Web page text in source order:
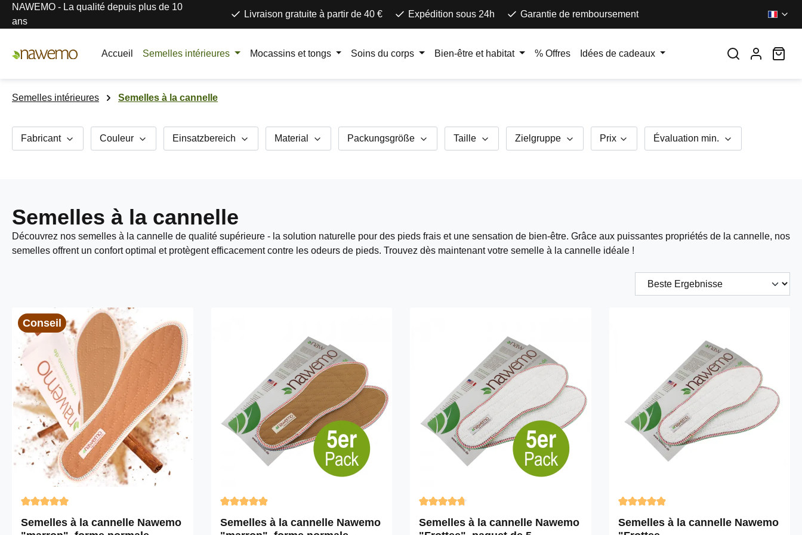
au contenu principal
Passer à la recherche
Passer à la navigation principale
NAWEMO - La qualité depuis plus de 10
ans
Livraison gratuite à partir de 40 € Expédition sous 24h Garantie de remboursement
Accueil Semelles intérieures Mocassins et tongs Soins du corps Bien-être et habitat % Offres Idées de cadeaux
Semelles intérieures Semelles à la cannelle
Fabricant Couleur Einsatzbereich Material Packungsgröße Taille Zielgruppe Prix Évaluation min.
Semelles à la cannelle
Découvrez nos semelles à la cannelle de qualité supérieure - la solution naturelle pour des pieds frais et une sensation de bien-être. Grâce aux puissantes propriétés de la cannelle, nos
semelles offrent un confort optimal et protègent efficacement contre les odeurs de pieds. Trouvez dès maintenant votre semelle à la cannelle idéale !
Conseil
Note moyenne de 4.91 sur 5 étoiles
Semelles à la cannelle Nawemo
Note moyenne de 4.9 sur 5 étoiles
Semelles à la cannelle Nawemo
Note moyenne de 4.85 sur 5 étoiles
Semelles à la cannelle Nawemo
Note moyenne de 4.91 sur 5 étoiles
Semelles à la cannelle Nawemo